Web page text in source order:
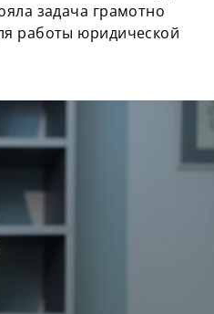
задача грамотно
работы юридической